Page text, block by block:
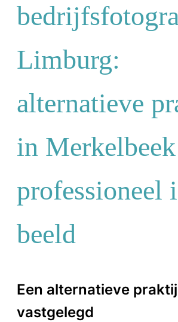
Limburg:
alternatieve
in Merkelbeek
professioneel
beeld
Een alternatieve
vastgelegd